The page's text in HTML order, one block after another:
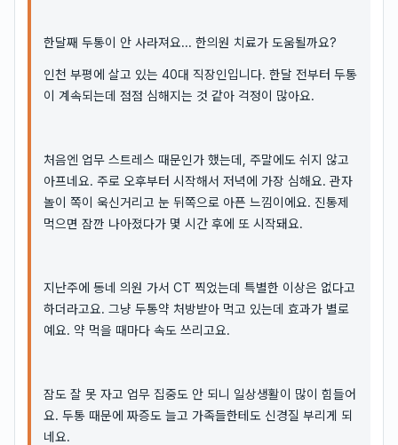
한달째 두통이 안 사라져요... 한의원 치료가 도움될까요?
인천 부평에 살고 있는 40대 직장인입니다. 한달 전부터 두통
이 계속되는데 점점 심해지는 것 같아 걱정이 많아요.
처음엔 업무 스트레스 때문인가 했는데, 주말에도 쉬지 않고
아프네요. 주로 오후부터 시작해서 저녁에 가장 심해요. 관자
놀이 쪽이 욱신거리고 눈 뒤쪽으로 아픈 느낌이에요. 진통제
먹으면 잠깐 나아졌다가 몇 시간 후에 또 시작돼요.
지난주에 동네 의원 가서 CT 찍었는데 특별한 이상은 없다고
하더라고요. 그냥 두통약 처방받아 먹고 있는데 효과가 별로
예요. 약 먹을 때마다 속도 쓰리고요.
잠도 잘 못 자고 업무 집중도 안 되니 일상생활이 많이 힘들어
요. 두통 때문에 짜증도 늘고 가족들한테도 신경질 부리게 되
네요.